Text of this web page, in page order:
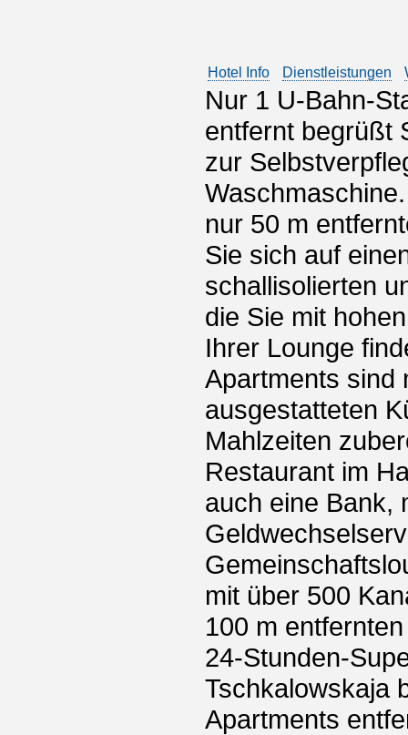
Hotel Info Dienstleistungen
Nur 1 U-Bahn-
entfernt begrüßt
zur
nur 50 m
Sie sich auf
schallisolierten
die Sie mit
Ihrer Lounge
Apartments sind
ausgestatteten
Mahlzeiten
Restaurant im
auch eine Bank,
mit über 500
100 m
24-Stunden-
Tschkalowskaja
Apartments